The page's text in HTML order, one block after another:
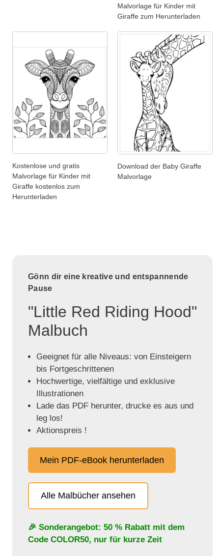
Malvorlage für Kinder mit
Giraffe zum Herunterladen
Kostenlose und gratis
Malvorlage für Kinder mit
Giraffe kostenlos zum
Herunterladen
Download der Baby Giraffe
Malvorlage
Gönn dir eine kreative und entspannende
Pause
"Little Red Riding Hood"
Malbuch
Geeignet für alle Niveaus: von Einsteigern
bis Fortgeschrittenen
Hochwertige, vielfältige und exklusive
Illustrationen
Lade das PDF herunter, drucke es aus und
leg los!
Aktionspreis !
Mein PDF-eBook herunterladen
Alle Malbücher ansehen
🎉 Sonderangebot: 50 % Rabatt mit dem
Code COLOR50, nur für kurze Zeit